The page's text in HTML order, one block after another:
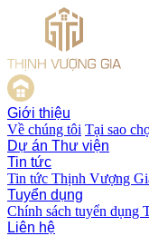
Giới thiệu
Về chúng tôi Tại sao
Dự án Thư viện
Tin tức
Tin tức Thịnh Vượng
Tuyển dụng
Chính sách tuyển dụng
Liên hệ